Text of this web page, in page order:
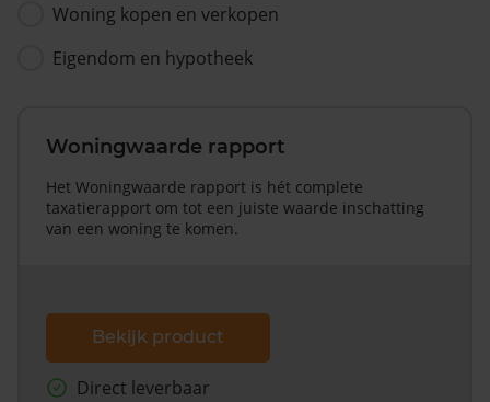
Woning kopen en verkopen
Eigendom en hypotheek
Woningwaarde rapport
Het Woningwaarde rapport is hét complete
taxatierapport om tot een juiste waarde inschatting
van een woning te komen.
Bekijk product
Direct leverbaar